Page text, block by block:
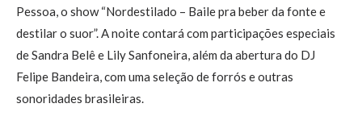
Pessoa, o show “Nordestilado – Baile pra beber da fonte e
destilar o suor”. A noite contará com participações especiais
de Sandra Belê e Lily Sanfoneira, além da abertura do DJ
Felipe Bandeira, com uma seleção de forrós e outras
sonoridades brasileiras.